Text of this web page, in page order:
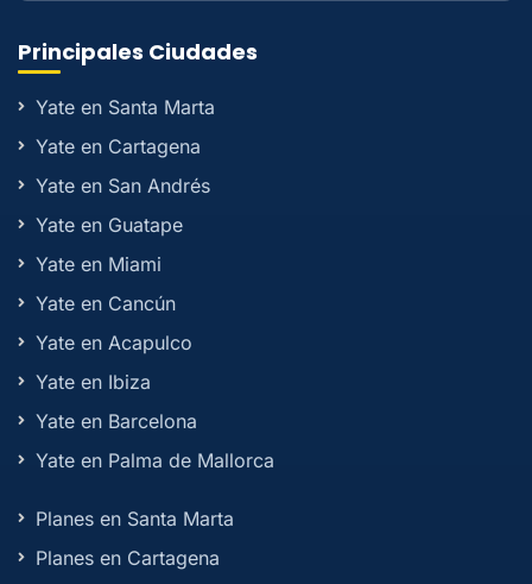
Principales Ciudades
Yate en Santa Marta
Yate en Cartagena
Yate en San Andrés
Yate en Guatape
Yate en Miami
Yate en Cancún
Yate en Acapulco
Yate en Ibiza
Yate en Barcelona
Yate en Palma de Mallorca
Planes en Santa Marta
Planes en Cartagena